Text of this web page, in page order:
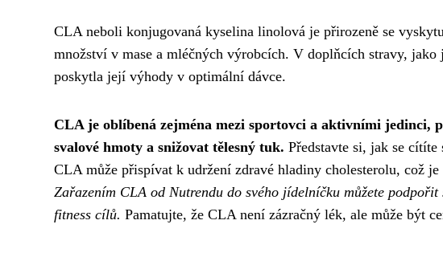
CLA neboli konjugovaná kyselina linolová je přirozeně se
množství v mase a mléčných výrobcích. V doplňcích stravy,
poskytla její výhody v optimální dávce.
CLA je oblíbená zejména mezi sportovci a aktivními jedinci,
svalové hmoty a snižovat tělesný tuk. Představte si, jak se
CLA může přispívat k udržení zdravé hladiny cholesterolu, což
Zařazením CLA od Nutrendu do svého jídelníčku můžete
fitness cílů. Pamatujte, že CLA není zázračný lék, ale může být